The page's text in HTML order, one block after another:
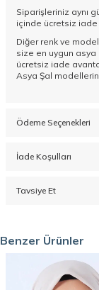
Siparişleriniz aynı
içinde ücretsiz
Diğer renk ve
size en uygun asya
ücretsiz iade
Asya Şal
Ödeme Seçenekleri
İade Koşulları
Tavsiye Et
Benzer Ürünler